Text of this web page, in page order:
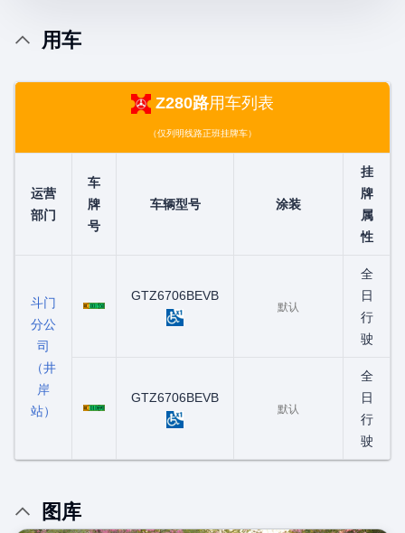
用车
Z280路用车列表
（仅列明线路正班挂牌车）
运营
部门
车
牌
号
车辆型号 涂装
挂
牌
属
性
斗门
分公
司
（井
岸
站）
粤C00155D
GTZ6706BEVB
默认
全
日
行
驶
粤C01069D
GTZ6706BEVB
默认
全
日
行
驶
图库